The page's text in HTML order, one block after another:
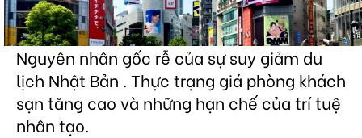
Nguyên nhân gốc rễ của sự suy giảm du
lịch Nhật Bản . Thực trạng giá phòng khách
sạn tăng cao và những hạn chế của trí tuệ
nhân tạo.